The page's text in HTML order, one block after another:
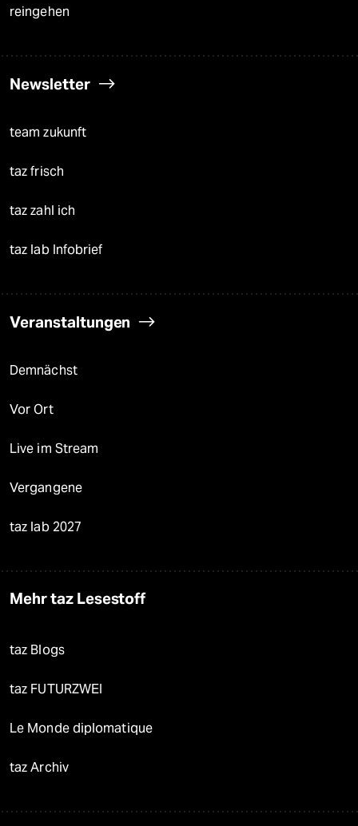
reingehen
Newsletter
team zukunft
taz frisch
taz zahl ich
taz lab Infobrief
Veranstaltungen
Demnächst
Vor Ort
Live im Stream
Vergangene
taz lab 2027
Mehr taz Lesestoff
taz Blogs
taz FUTURZWEI
Le Monde diplomatique
taz Archiv